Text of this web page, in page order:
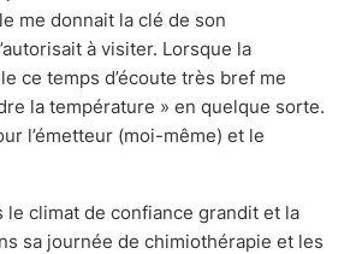
me donnait la clé de son
à visiter. Lorsque la
ce temps d’écoute très bref me
la température » en quelque sorte.
l’émetteur (moi-même) et le
le climat de confiance grandit et la
sa journée de chimiothérapie et les